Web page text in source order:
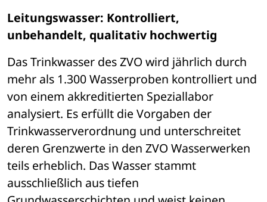
Leitungswasser: Kontrolliert,
unbehandelt, qualitativ hochwertig
Das Trinkwasser des ZVO wird jährlich durch
mehr als 1.300 Wasserproben kontrolliert und
von einem akkreditierten Speziallabor
analysiert. Es erfüllt die Vorgaben der
Trinkwasserverordnung und unterschreitet
deren Grenzwerte in den ZVO Wasserwerken
teils erheblich. Das Wasser stammt
ausschließlich aus tiefen